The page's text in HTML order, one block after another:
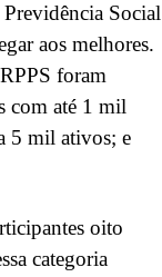
Social
aos melhores.
foram
com até 1 mil
5 mil ativos; e
oito
categoria